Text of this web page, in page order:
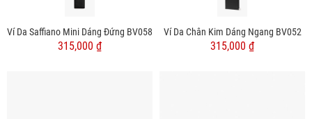
Ví Da Saffiano Mini Dáng Đứng BV058
315,000 ₫
Ví Da Chân Kim Dáng Ngang BV052
315,000 ₫